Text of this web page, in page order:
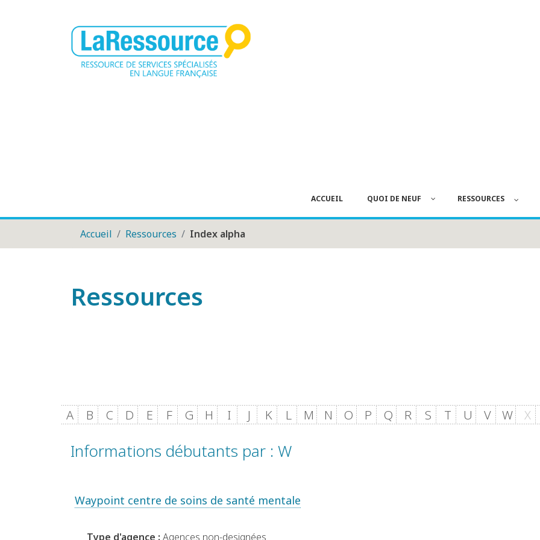
ACCUEIL QUOI DE NEUF RESSOURCES
Accueil Ressources Index alpha
Ressources
A B C D E F G H I J K L M N O P Q R S T U V W X
Informations débutants par : W
Waypoint centre de soins de santé mentale
Type d'agence : Agences non-designées